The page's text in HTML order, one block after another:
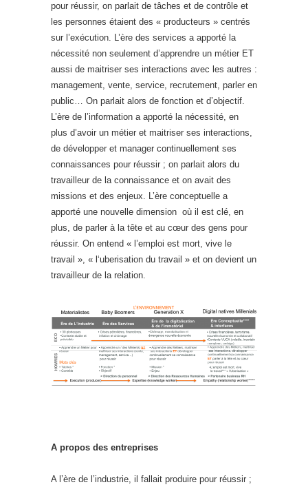
pour réussir, on parlait de tâches et de contrôle et
les personnes étaient des « producteurs » centrés
sur l’exécution. L’ère des services a apporté la
nécessité non seulement d’apprendre un métier ET
aussi de maitriser ses interactions avec les autres :
management, vente, service, recrutement, parler en
public… On parlait alors de fonction et d’objectif.
L’ère de l’information a apporté la nécessité, en
plus d’avoir un métier et maitriser ses interactions,
de développer et manager continuellement ses
connaissances pour réussir ; on parlait alors du
travailleur de la connaissance et on avait des
missions et des enjeux. L’ère conceptuelle a
apporté une nouvelle dimension où il est clé, en
plus, de parler à la tête et au cœur des gens pour
réussir. On entend « l’emploi est mort, vive le
travail », « l‘uberisation du travail » et on devient un
travailleur de la relation.
A propos des entreprises
A l’ère de l’industrie, il fallait produire pour réussir ;